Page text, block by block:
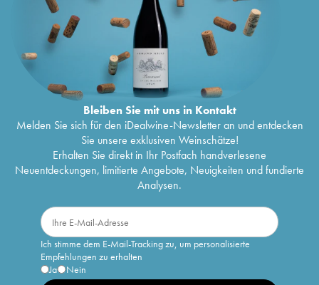
Bleiben Sie mit uns in Kontakt
Melden Sie sich für den iDealwine-Newsletter an und entdecken
Sie unsere exklusiven Weinschätze!
Erhalten Sie direkt in Ihr Postfach handverlesene
Neuentdeckungen, limitierte Angebote, Neuigkeiten und fundierte
Analysen.
Ich stimme dem E-Mail-Tracking zu, um personalisierte
Empfehlungen zu erhalten
Ja
Nein